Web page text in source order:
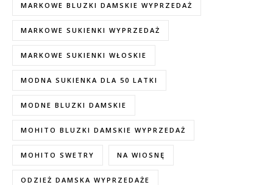
MARKOWE BLUZKI DAMSKIE WYPRZEDAŻ
MARKOWE SUKIENKI WYPRZEDAŻ
MARKOWE SUKIENKI WŁOSKIE
MODNA SUKIENKA DLA 50 LATKI
MODNE BLUZKI DAMSKIE
MOHITO BLUZKI DAMSKIE WYPRZEDAŻ
MOHITO SWETRY NA WIOSNĘ
ODZIEŻ DAMSKA WYPRZEDAŻE